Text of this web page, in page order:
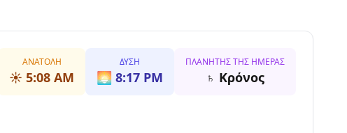
ΑΝΑΤΟΛΉ
☀️ 5:08 AM
ΔΎΣΗ
🌅 8:17 PM
ΠΛΑΝΉΤΗΣ ΤΗΣ ΗΜΈΡΑΣ
♄ Κρόνος